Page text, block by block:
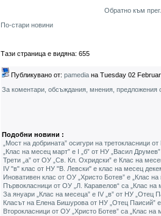
Обратно към
По-стари новини
Тази страница е видяна: 655
Публикувано от: pamedia на Tuesday 02
За коментари, обсъждания, мнения,
Подобни новини :
„Мост на добрината” осигури на третокласници
„Клас на месец март” е I „б” от НУ „Васил Друмев”
Трети „а” от ОУ „Св. Кл. Охридски” е Клас на
IV "в" клас от НУ "В. Левски" е клас на месец
Иновативен клас от ОУ „Христо Ботев” е „Клас
Първокласници от ОУ „Л. Каравелов“ са „Клас на
За януари „Клас на месеца” е IV „в” от НУ „Отец
Класът на Елена Бишурова от НУ „Отец Паисий”
Второкласници от ОУ „Христо Ботев” са „Клас